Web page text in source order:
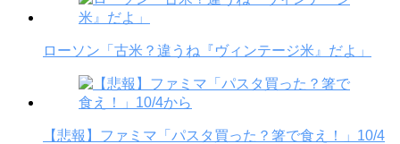
ローソン「古米？違うね『ヴィンテージ米』だよ」
【悲報】ファミマ「パスタ買った？箸で食え！」10/4